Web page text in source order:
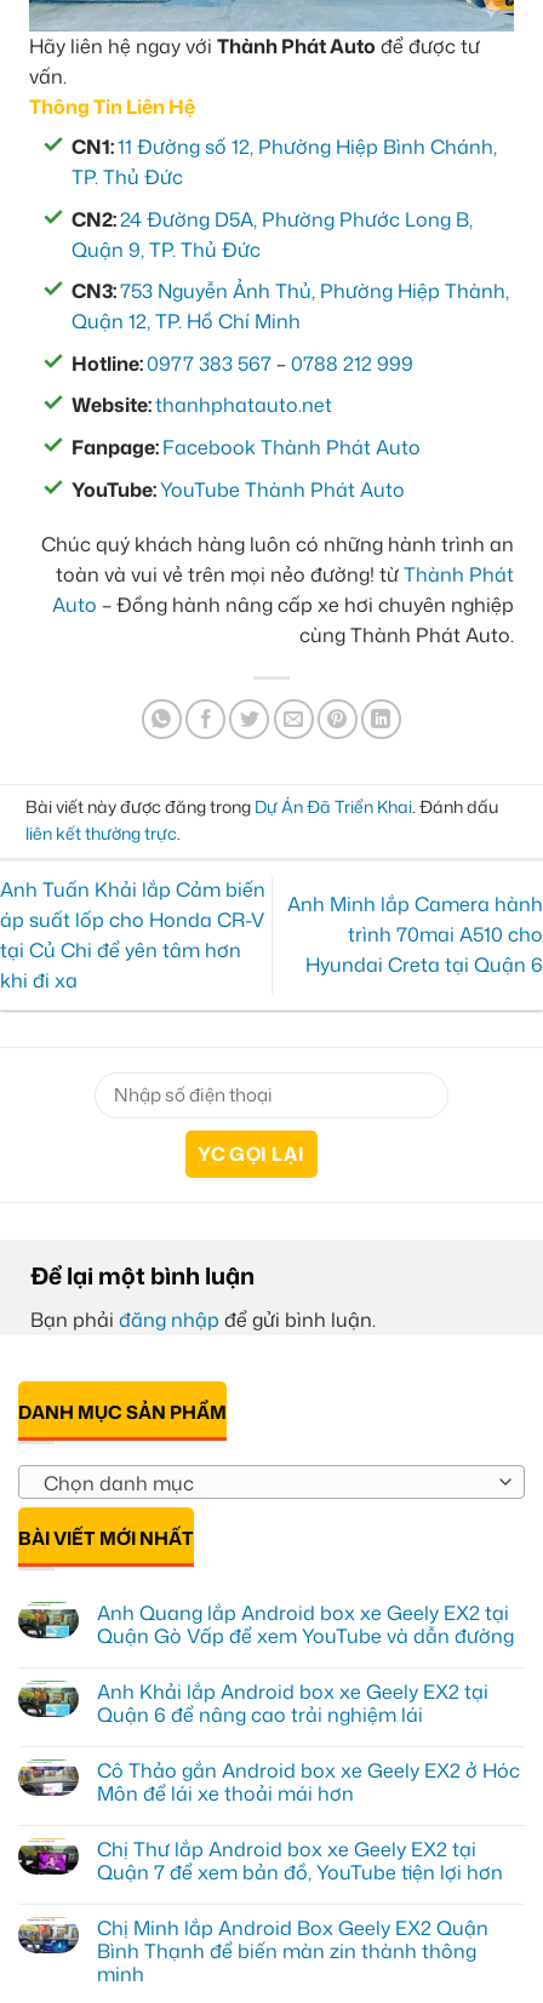
Hãy liên hệ ngay với Thành Phát Auto để được tư
vấn.
Thông Tin Liên Hệ
CN1:11 Đường số 12, Phường Hiệp Bình Chánh,
TP. Thủ Đức
CN2:24 Đường D5A, Phường Phước Long B,
Quận 9, TP. Thủ Đức
CN3:753 Nguyễn Ảnh Thủ, Phường Hiệp Thành,
Quận 12, TP. Hồ Chí Minh
Hotline:0977 383 567 –0788 212 999
Website:thanhphatauto.net
Fanpage:Facebook Thành Phát Auto
YouTube:YouTube Thành Phát Auto
Chúc quý khách hàng luôn có những hành trình an
toàn và vui vẻ trên mọi nẻo đường! từThành Phát
Auto – Đồng hành nâng cấp xe hơi chuyên nghiệp
cùng Thành Phát Auto.
Bài viết này được đăng trong Dự Án Đã Triển Khai. Đánh dấu
liên kết thường trực.
Anh Tuấn Khải lắp Cảm biến
áp suất lốp cho Honda CR-V
tại Củ Chi để yên tâm hơn
khi đi xa
Anh Minh lắp Camera hành
trình 70mai A510 cho
Hyundai Creta tại Quận 6
Để lại một bình luận
Bạn phải đăng nhập để gửi bình luận.
DANH MỤC SẢN PHẨM
Chọn danh mục
BÀI VIẾT MỚI NHẤT
Anh Quang lắp Android box xe Geely EX2 tại
Quận Gò Vấp để xem YouTube và dẫn đường
bình
luận
ở
lắp
Android
box
EX2
tại
Quận
để
xem
YouTube
và
Anh Khải lắp Android box xe Geely EX2 tại
Quận 6 để nâng cao trải nghiệm lái
bình
luận
ở
lắp
Android
box
EX2
tại
Quận
6
Cô Thảo gắn Android box xe Geely EX2 ở Hóc
Môn để lái xe thoải mái hơn
bình
luận
ở
gắn
Android
box
xe
Chị Thư lắp Android box xe Geely EX2 tại
Quận 7 để xem bản đồ, YouTube tiện lợi hơn
bình
luận
ở
Chị
Chị Minh lắp Android Box Geely EX2 Quận
Bình Thạnh để biến màn zin thành thông
minh